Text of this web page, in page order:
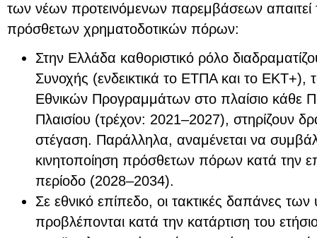
των νέων προτεινόμενων παρεμβάσεων απαιτεί
πρόσθετων χρηματοδοτικών πόρων:
Στην Ελλάδα καθοριστικό ρόλο
Συνοχής (ενδεικτικά το ΕΤΠΑ και το
Εθνικών Προγραμμάτων στο πλαίσιο κάθε
Πλαισίου (τρέχον: 2021–2027), στηρίζουν
στέγαση. Παράλληλα, αναμένεται να
κινητοποίηση πρόσθετων πόρων κατά την
περίοδο (2028–2034).
Σε εθνικό επίπεδο, οι τακτικές δαπάνες
προβλέπονται κατά την κατάρτιση του